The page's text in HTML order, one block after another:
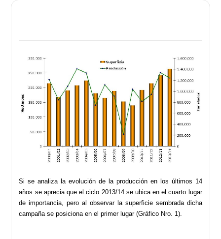
Si se analiza la evolución de la producción en los últimos 14
años se aprecia que el ciclo 2013/14 se ubica en el cuarto lugar
de importancia, pero al observar la superficie sembrada dicha
campaña se posiciona en el primer lugar (Gráfico Nro. 1).